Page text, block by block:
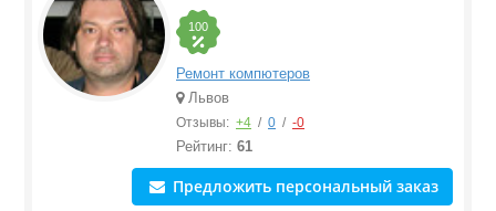
100
Ремонт компютеров
Львов
Отзывы: +4 / 0 / -0
Рейтинг: 61
Предложить персональный заказ